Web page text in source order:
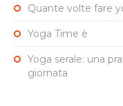
Quante volte fare
Yoga Time è
Yoga serale: una
giornata